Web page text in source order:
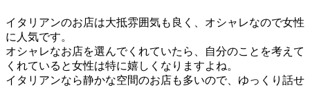
イタリアンのお店は大抵雰囲気も良く、オシャレなので女性
に人気です。
オシャレなお店を選んでくれていたら、自分のことを考えて
くれていると女性は特に嬉しくなりますよね。
イタリアンなら静かな空間のお店も多いので、ゆっくり話せ